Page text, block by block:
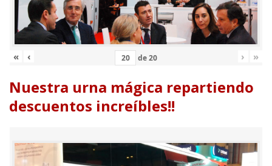
« ‹ de20 › »
Nuestra urna mágica repartiendo
descuentos increíbles!!